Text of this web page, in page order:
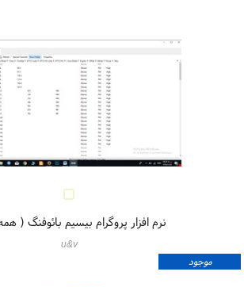
نرم افزار پروگرام بیسیم بائوفنگ (
u&v
موجود